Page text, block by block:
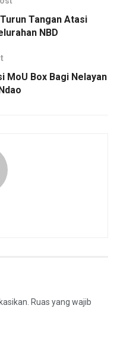
Tangan Atasi
NBD
MoU Box Bagi Nelayan
Ruas yang wajib